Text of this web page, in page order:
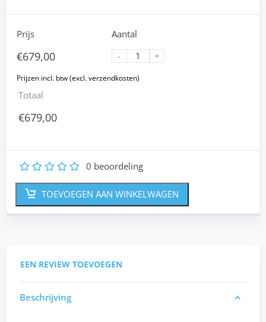
Prijs
€679,00
Aantal
-
+
Totaal
€679,00
5
4
3
2 0 beoordeling
TOEVOEGEN AAN WINKELWAGEN
EEN REVIEW TOEVOEGEN
Beschrijving